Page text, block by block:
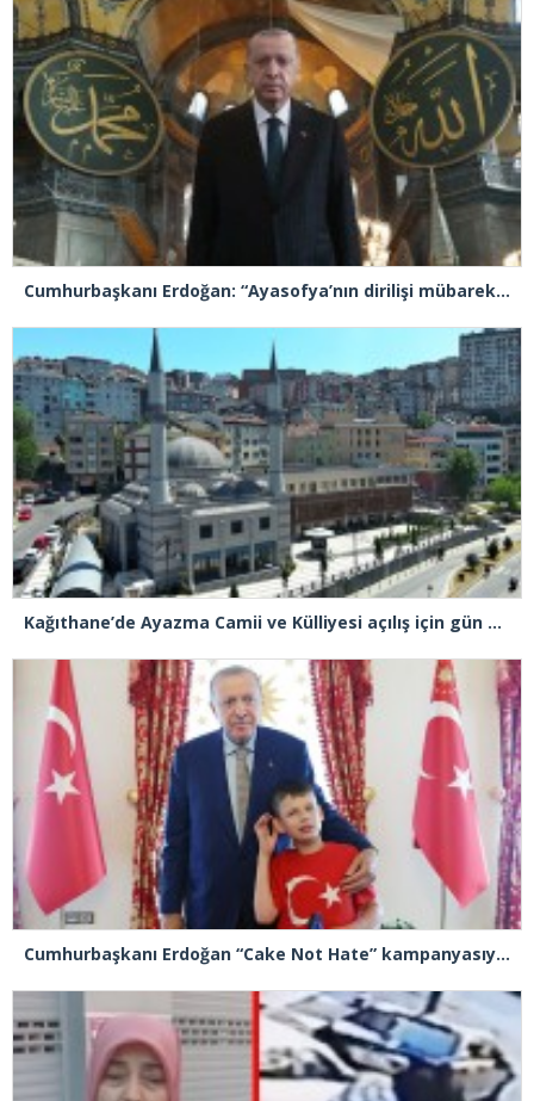
Cumhurbaşkanı Erdoğan: “Ayasofya’nın dirilişi mübarek olsun”
Kağıthane’de Ayazma Camii ve Külliyesi açılış için gün sayıyor
Cumhurbaşkanı Erdoğan “Cake Not Hate” kampanyasıyla tanınan Joshua Harris’i kabul etti